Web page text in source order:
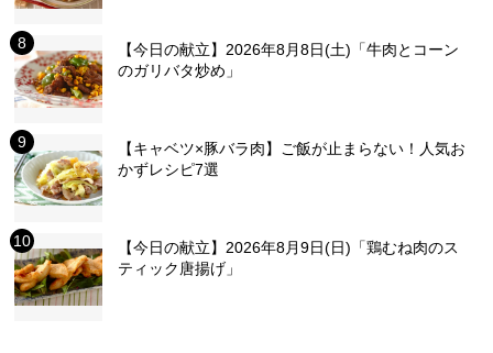
【今日の献立】2026年8月8日(土)「牛肉とコーン
のガリバタ炒め」
【キャベツ×豚バラ肉】ご飯が止まらない！人気お
かずレシピ7選
【今日の献立】2026年8月9日(日)「鶏むね肉のス
ティック唐揚げ」